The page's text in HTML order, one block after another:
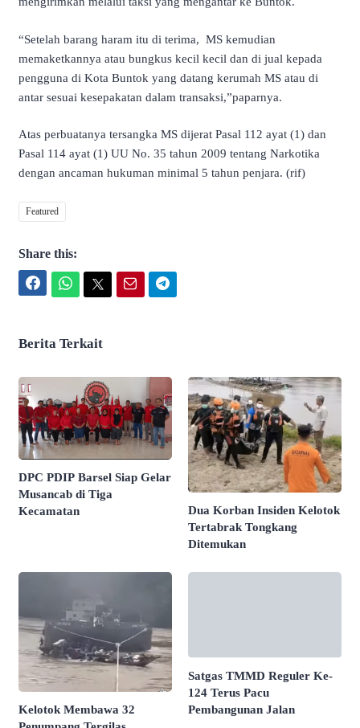
“Setelah barang haram itu di terima, MS kemudian
memaketkannya atau bungkus kecil kecil dan di jual kepada
pengguna di Kota Buntok yang datang kerumah MS atau di
antar sesuai kesepakatan dalam transaksi,”paparnya.
Atas perbuatanya tersangka MS dijerat Pasal 112 ayat (1) dan
Pasal 114 ayat (1) UU No. 35 tahun 2009 tentang Narkotika
dengan ancaman hukuman minimal 5 tahun penjara. (rif)
Featured
Share this:
Berita Terkait
DPC PDIP Barsel Siap Gelar
Musancab di Tiga
Kecamatan
Dua Korban Insiden Kelotok
Tertabrak Tongkang
Ditemukan
Kelotok Membawa 32
Satgas TMMD Reguler Ke-
124 Terus Pacu
Pembangunan Jalan